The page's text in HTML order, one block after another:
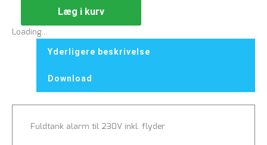
Læg i kurv
Loading...
Yderligere beskrivelse
Download
Fuldtank alarm til 230V inkl. flyder